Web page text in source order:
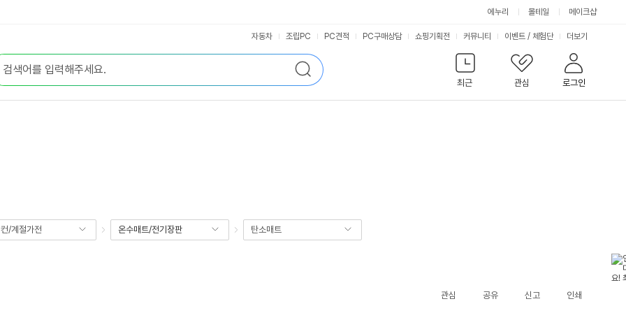
에누리 몰테일 메이크샵
검
색
최근
관심 로그인
자동차 조립PC PC견적 PC구매상담 쇼핑기획전 커뮤니티 이벤트 / 체험단 서
비
스
더보기
/계절가전 온수매트/전기장판 탄소매트
관심 공유 신고 인쇄